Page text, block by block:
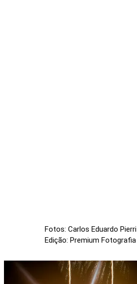
Fotos: Carlos Eduardo Pierri
Edição: Premium Fotografia